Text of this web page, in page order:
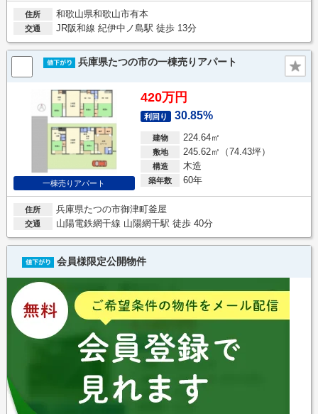
住所 和歌山県和歌山市有本
交通 JR阪和線 紀伊中ノ島駅 徒歩 13分
兵庫県たつの市の一棟売りアパート
一棟売りアパート
420万円
利回り 30.85%
建物 224.64㎡
敷地 245.62㎡（74.43坪）
構造 木造
築年数 60年
住所 兵庫県たつの市御津町釜屋
交通 山陽電鉄網干線 山陽網干駅 徒歩 40分
会員様限定公開物件